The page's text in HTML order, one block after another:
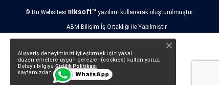
ABM Bilişim İş Ortaklığı ile Yapılmıştır.
© Bu Websitesi nlksoft™ yazılımı kullanarak oluşturulmuştur.
Alışveriş deneyiminizi iyileştirmek için yasal
düzenlemelere uygun çerezler (cookies) kullanıyoruz.
Detaylı bilgiye Gizlilik Politikası
sayfamızdan erişebilirsiniz.